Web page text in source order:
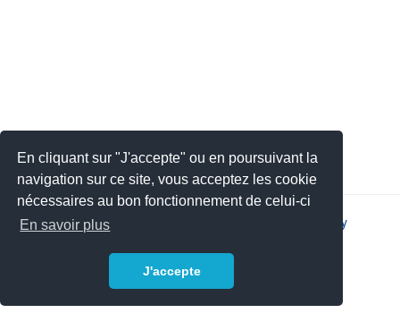
En cliquant sur "J'accepte" ou en poursuivant la
navigation sur ce site, vous acceptez les cookie
nécessaires au bon fonctionnement de celui-ci
En savoir plus
J'accepte
2026 © JSYS | Privacy policy